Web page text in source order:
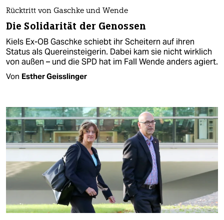
Rücktritt von Gaschke und Wende
Die Solidarität der Genossen
Kiels Ex-OB Gaschke schiebt ihr Scheitern auf ihren
Status als Quereinsteigerin. Dabei kam sie nicht wirklich
von außen – und die SPD hat im Fall Wende anders agiert.
Von Esther Geisslinger